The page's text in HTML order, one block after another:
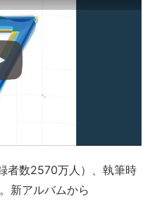
者数2570万人）、執筆時
新アルバムから